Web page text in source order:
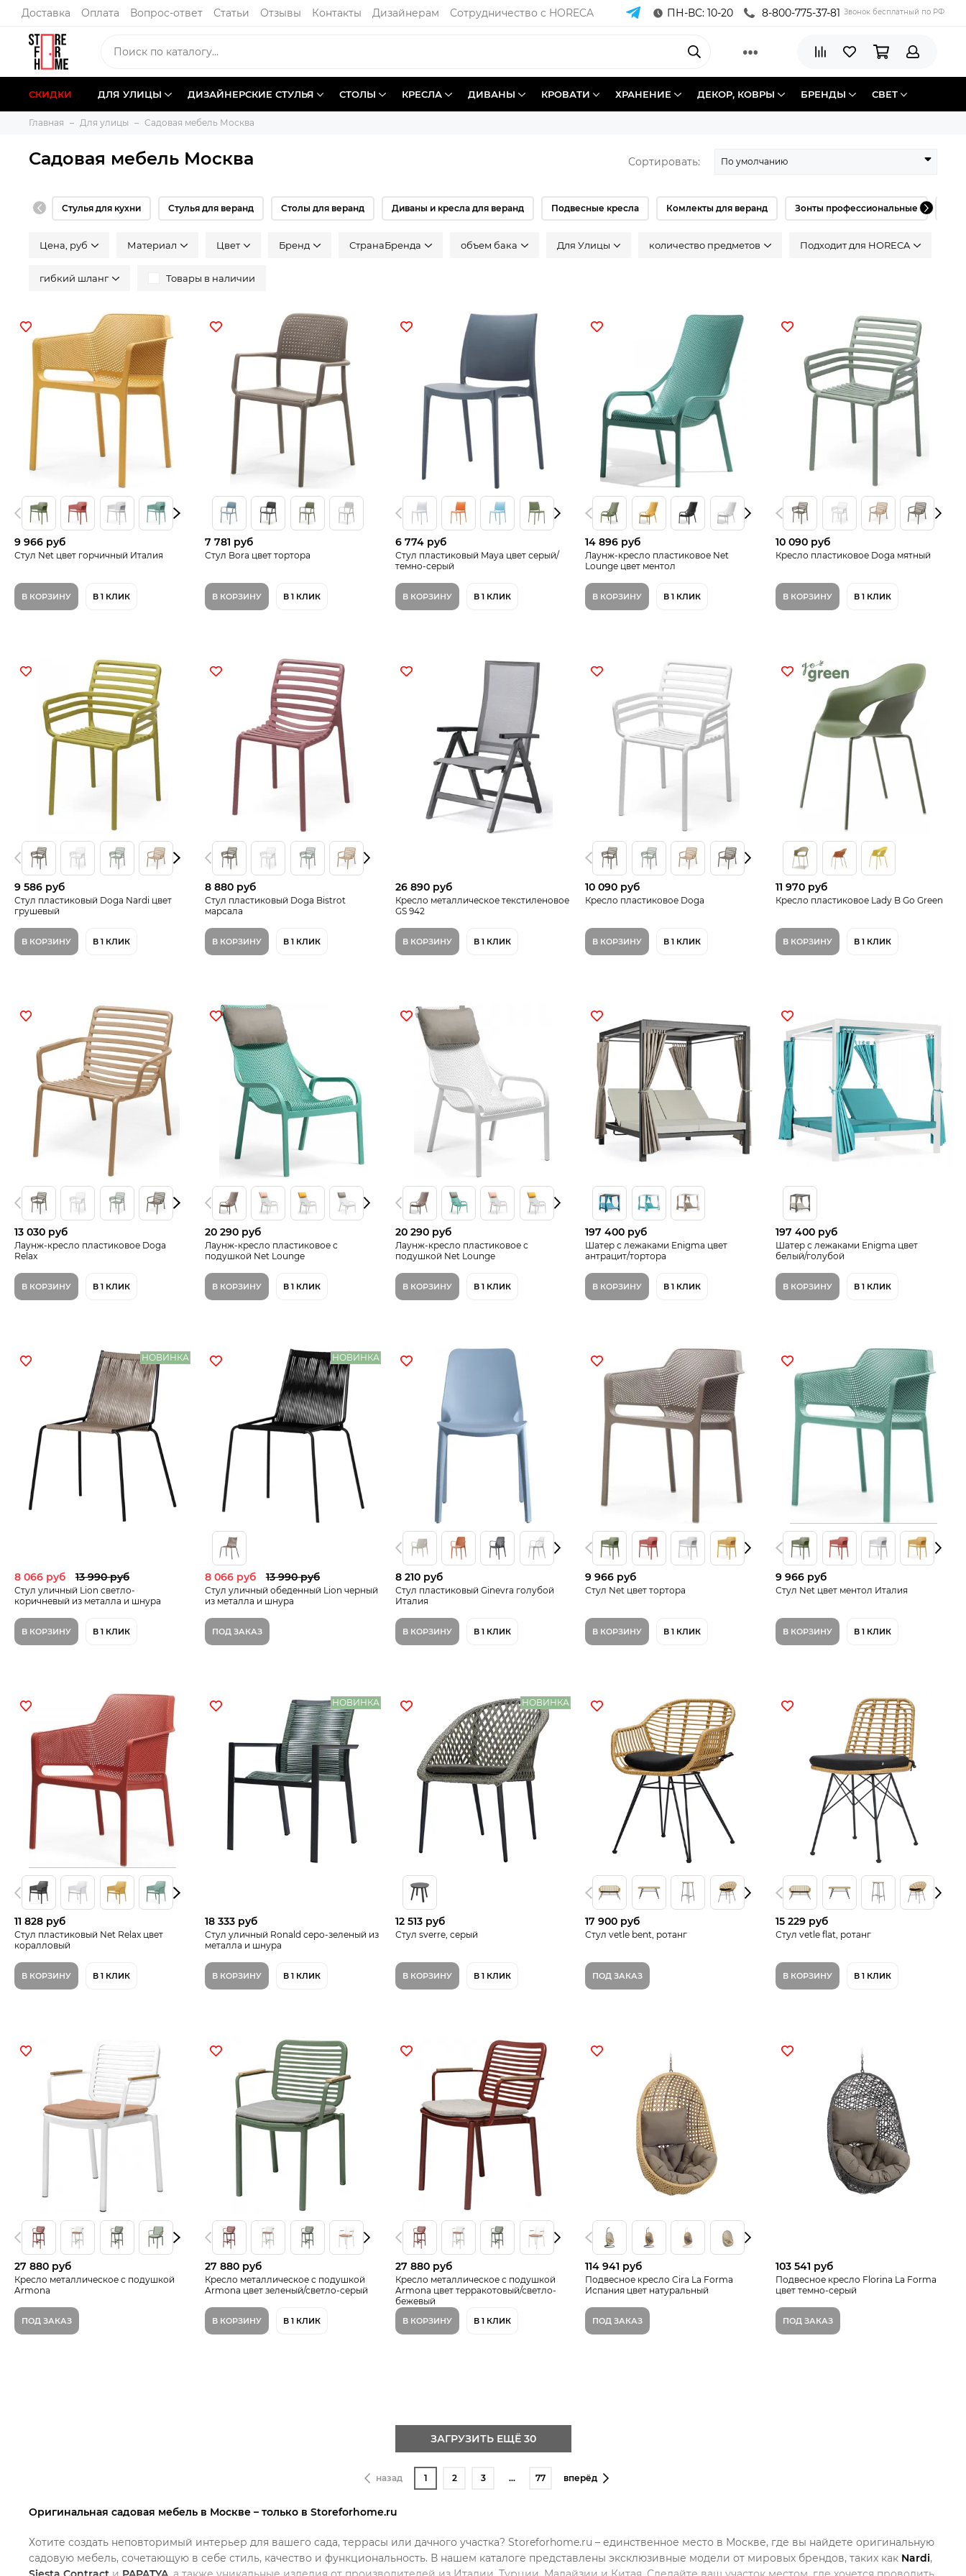
Доставка Оплата Вопрос-ответ Статьи Отзывы Контакты Дизайнерам Сотрудничество с HORECA ПН-ВС: 10-20 8-800-775-37-81 Звонок бесплатный по РФ
СКИДКИ ДЛЯ УЛИЦЫ ДИЗАЙНЕРСКИЕ СТУЛЬЯ СТОЛЫ КРЕСЛА ДИВАНЫ КРОВАТИ ХРАНЕНИЕ ДЕКОР, КОВРЫ БРЕНДЫ СВЕТ
Главная Для улицы Садовая мебель Москва
Садовая мебель Москва Сортировать:
Стулья для кухни Стулья для веранд Столы для веранд Диваны и кресла для веранд Подвесные кресла Комлекты для веранд Зонты профессиональные
Цена, руб Материал Цвeт Бренд СтранаБренда объем бака Для Улицы количество предметов Подходит для HORECA
гибкий шланг Товары в наличии
9 966 руб
Стул Net цвет горчичный Италия
В КОРЗИНУ В 1 КЛИК
7 781 руб
Стул Bora цвет тортора
В КОРЗИНУ В 1 КЛИК
6 774 руб
Стул пластиковый Maya цвет серый/
темно-серый
В КОРЗИНУ В 1 КЛИК
14 896 руб
Лаунж-кресло пластиковое Net
Lounge цвет ментол
В КОРЗИНУ В 1 КЛИК
10 090 руб
Кресло пластиковое Doga мятный
В КОРЗИНУ В 1 КЛИК
9 586 руб
Стул пластиковый Doga Nardi цвет
грушевый
В КОРЗИНУ В 1 КЛИК
8 880 руб
Стул пластиковый Doga Bistrot
марсала
В КОРЗИНУ В 1 КЛИК
26 890 руб
Кресло металлическое текстиленовое
GS 942
В КОРЗИНУ В 1 КЛИК
10 090 руб
Кресло пластиковое Doga
В КОРЗИНУ В 1 КЛИК
11 970 руб
Кресло пластиковое Lady B Go Green
В КОРЗИНУ В 1 КЛИК
13 030 руб
Лаунж-кресло пластиковое Doga
Relax
В КОРЗИНУ В 1 КЛИК
20 290 руб
Лаунж-кресло пластиковое с
подушкой Net Lounge
В КОРЗИНУ В 1 КЛИК
20 290 руб
Лаунж-кресло пластиковое с
подушкой Net Lounge
В КОРЗИНУ В 1 КЛИК
197 400 руб
Шатер с лежаками Enigma цвет
антрацит/тортора
В КОРЗИНУ В 1 КЛИК
197 400 руб
Шатер с лежаками Enigma цвет
белый/голубой
В КОРЗИНУ В 1 КЛИК
НОВИНКА
8 066 руб 13 990 руб
Стул уличный Lion светло-
коричневый из металла и шнура
В КОРЗИНУ В 1 КЛИК
НОВИНКА
8 066 руб 13 990 руб
Стул уличный обеденный Lion черный
из металла и шнура
ПОД ЗАКАЗ
8 210 руб
Стул пластиковый Ginevra голубой
Италия
В КОРЗИНУ В 1 КЛИК
9 966 руб
Стул Net цвет тортора
В КОРЗИНУ В 1 КЛИК
9 966 руб
Стул Net цвет ментол Италия
В КОРЗИНУ В 1 КЛИК
11 828 руб
Стул пластиковый Net Relax цвет
коралловый
В КОРЗИНУ В 1 КЛИК
НОВИНКА
18 333 руб
Стул уличный Ronald серо-зеленый из
металла и шнура
В КОРЗИНУ В 1 КЛИК
НОВИНКА
12 513 руб
Стул sverre, серый
В КОРЗИНУ В 1 КЛИК
17 900 руб
Стул vetle bent, ротанг
ПОД ЗАКАЗ
15 229 руб
Стул vetle flat, ротанг
В КОРЗИНУ В 1 КЛИК
27 880 руб
Кресло металлическое с подушкой
Armona
ПОД ЗАКАЗ
27 880 руб
Кресло металлическое с подушкой
Armona цвет зеленый/светло-серый
В КОРЗИНУ В 1 КЛИК
27 880 руб
Кресло металлическое с подушкой
Armona цвет терракотовый/светло-
бежевый
В КОРЗИНУ В 1 КЛИК
114 941 руб
Подвесное кресло Cira La Forma
Испания цвет натуральный
ПОД ЗАКАЗ
103 541 руб
Подвесное кресло Florina La Forma
цвет темно-серый
ПОД ЗАКАЗ
ЗАГРУЗИТЬ ЕЩЁ 30
назад 1 2 3 … 77 вперёд
Оригинальная садовая мебель в Москве – только в Storeforhome.ru
Хотите создать неповторимый интерьер для вашего сада, террасы или дачного участка? Storeforhome.ru – единственное место в Москве, где вы найдете оригинальную
садовую мебель, сочетающую в себе стиль, качество и функциональность. В нашем каталоге представлены эксклюзивные модели от мировых брендов, таких как Nardi,